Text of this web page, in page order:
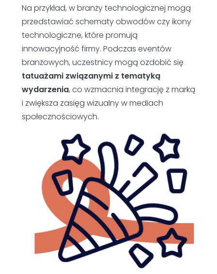
Na przykład, w branży technologicznej mogą
przedstawiać schematy obwodów czy ikony
technologiczne, które promują
innowacyjność firmy. Podczas eventów
branżowych, uczestnicy mogą ozdobić się
tatuażami związanymi z tematyką
wydarzenia, co wzmacnia integrację z marką
i zwiększa zasięg wizualny w mediach
społecznościowych.